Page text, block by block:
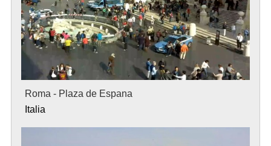
Roma - Plaza de Espana
Italia